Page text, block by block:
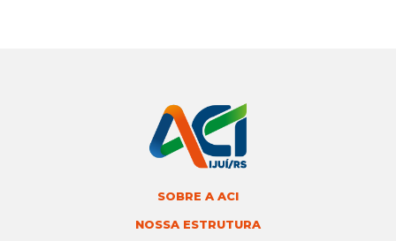
SOBRE A ACI
NOSSA ESTRUTURA